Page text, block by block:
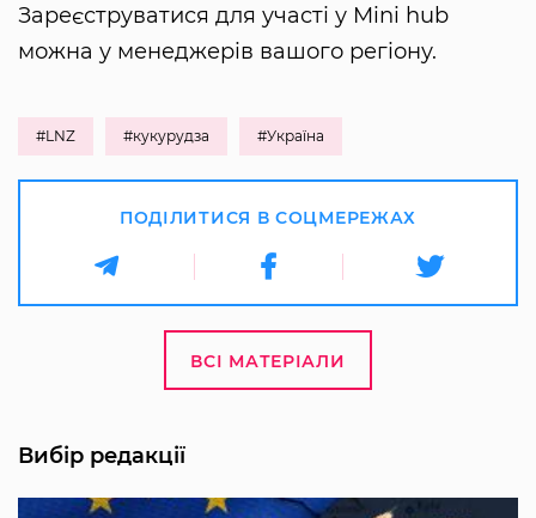
Зареєструватися для участі у Mini hub
можна у менеджерів вашого регіону.
#LNZ #кукурудза #Україна
ПОДІЛИТИСЯ В СОЦМЕРЕЖАХ
ВСІ МАТЕРІАЛИ
Вибір редакції